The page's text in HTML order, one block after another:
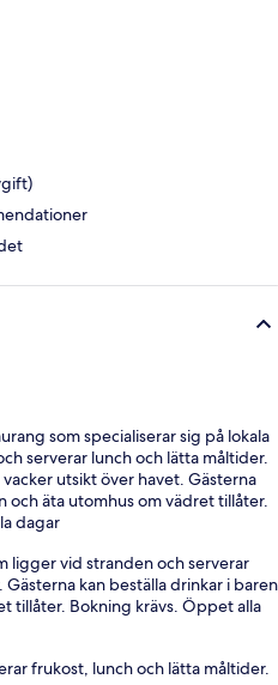
som specialiserar sig på lokala
serverar lunch och lätta måltider.
utsikt över havet. Gästerna
och äta utomhus om vädret tillåter.
dagar
ligger vid stranden och serverar
kan beställa drinkar i baren
tillåter. Bokning krävs. Öppet alla
frukost, lunch och lätta måltider.